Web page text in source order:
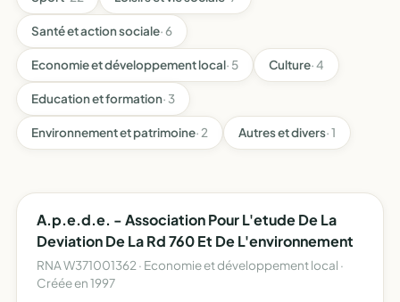
Santé et action sociale· 6
Economie et développement local· 5 Culture· 4
Education et formation· 3
Environnement et patrimoine· 2 Autres et divers· 1
A.p.e.d.e. - Association Pour L'etude De La
Deviation De La Rd 760 Et De L'environnement
RNA W371001362 · Economie et développement local ·
Créée en 1997